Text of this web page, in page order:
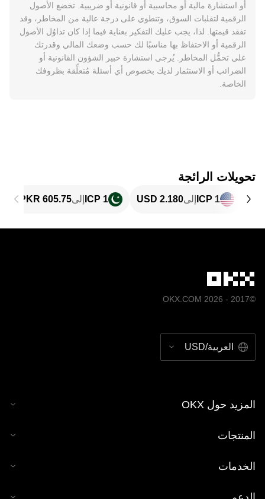
أو استشارة مالية أو محاسبية أو قانونية أو ضريبية. تخضع الأصول
الرقمية لتقلبات السوق، وتنطوي على درجة عالية من المخاطر، وقد
تفقد قيمتها. لذا، يجب عليك التفكير بعناية فيما إذا كان تداوُل الأصول
الرقمية أو الاحتفاظ بها مناسبًا لك حسب وضعك المالي وقدرتك
على تحمُّل المخاطر. يُرجى استشارة خبير الشؤون القانونية أو
الضرائب أو الاستثمار لديك بخصوص أي أسئلة مُتعلِّقة بظروفك
الخاصة.
تحويلات الرائجة
1 ICP إلى 1 ICP إلى
©2017 - 2026 OKX.COM
العربية/USD
المزيد حول OKX
المنتجات
الخدمات